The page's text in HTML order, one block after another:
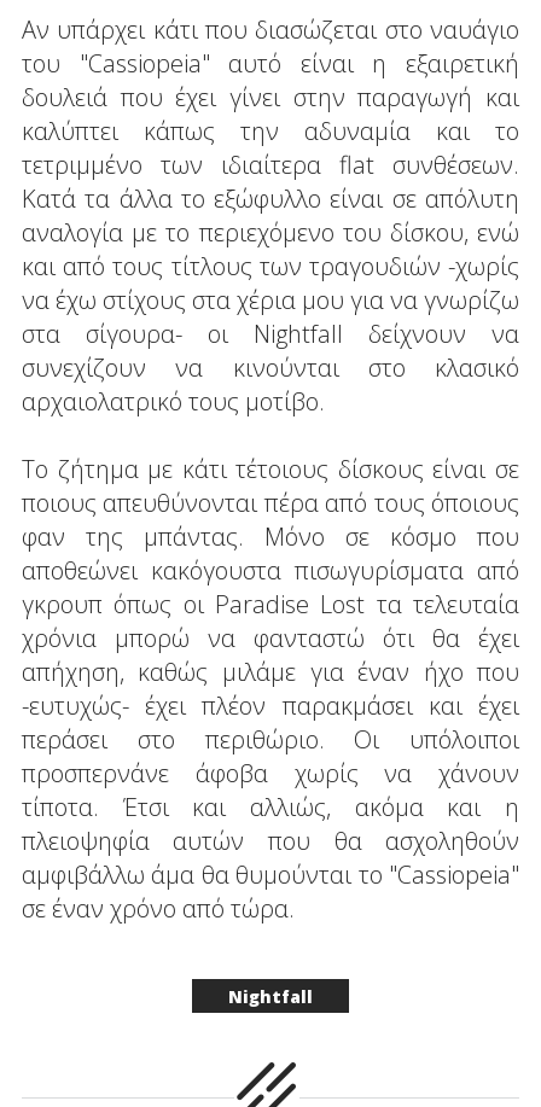
Αν υπάρχει κάτι που διασώζεται στο ναυάγιο
του "Cassiopeia" αυτό είναι η εξαιρετική
δουλειά που έχει γίνει στην παραγωγή και
καλύπτει κάπως την αδυναμία και το
τετριμμένο των ιδιαίτερα flat συνθέσεων.
Κατά τα άλλα το εξώφυλλο είναι σε απόλυτη
αναλογία με το περιεχόμενο του δίσκου, ενώ
και από τους τίτλους των τραγουδιών -χωρίς
να έχω στίχους στα χέρια μου για να γνωρίζω
στα σίγουρα- οι Nightfall δείχνουν να
συνεχίζουν να κινούνται στο κλασικό
αρχαιολατρικό τους μοτίβο.
Το ζήτημα με κάτι τέτοιους δίσκους είναι σε
ποιους απευθύνονται πέρα από τους όποιους
φαν της μπάντας. Μόνο σε κόσμο που
αποθεώνει κακόγουστα πισωγυρίσματα από
γκρουπ όπως οι Paradise Lost τα τελευταία
χρόνια μπορώ να φανταστώ ότι θα έχει
απήχηση, καθώς μιλάμε για έναν ήχο που
-ευτυχώς- έχει πλέον παρακμάσει και έχει
περάσει στο περιθώριο. Οι υπόλοιποι
προσπερνάνε άφοβα χωρίς να χάνουν
τίποτα. Έτσι και αλλιώς, ακόμα και η
πλειοψηφία αυτών που θα ασχοληθούν
αμφιβάλλω άμα θα θυμούνται το "Cassiopeia"
σε έναν χρόνο από τώρα.
Nightfall